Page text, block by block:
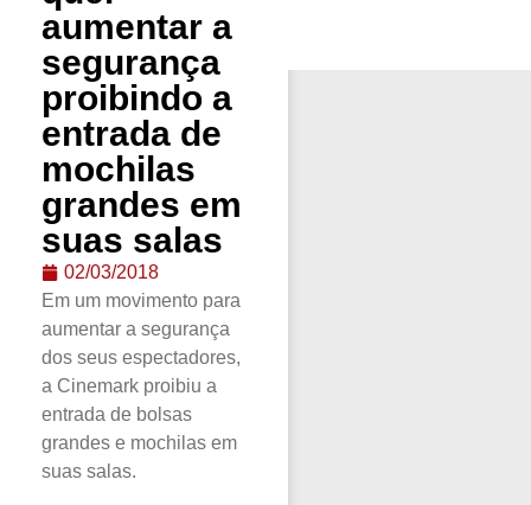
aumentar a
segurança
proibindo a
entrada de
mochilas
grandes em
suas salas
02/03/2018
Em um movimento para
aumentar a segurança
dos seus espectadores,
a Cinemark proibiu a
entrada de bolsas
grandes e mochilas em
suas salas.